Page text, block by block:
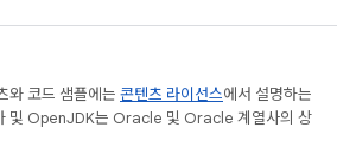
와 코드 샘플에는 콘텐츠 라이선스에서 설명하는
및 OpenJDK는 Oracle 및 Oracle 계열사의 상